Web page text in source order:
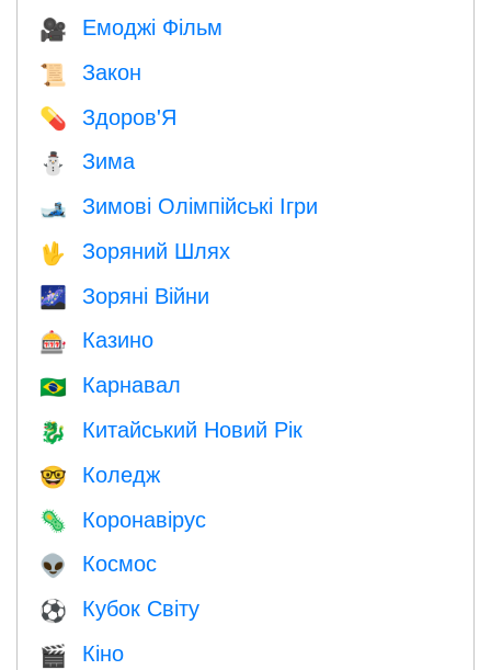
🎥 Емоджі Фільм
📜 Закон
💊 Здоров'Я
⛄ Зима
🎿 Зимові Олімпійські Ігри
🖖 Зоряний Шлях
🌌 Зоряні Війни
🎰 Казино
🇧🇷 Карнавал
🐉 Китайський Новий Рік
🤓 Коледж
🦠 Коронавірус
👽 Космос
⚽ Кубок Світу
🎬 Кіно